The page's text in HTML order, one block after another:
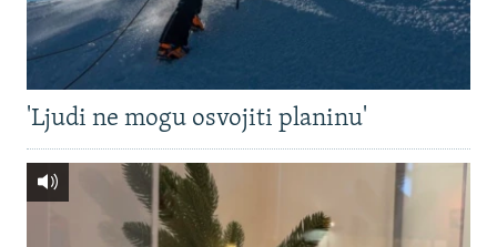
'Ljudi ne mogu osvojiti planinu'